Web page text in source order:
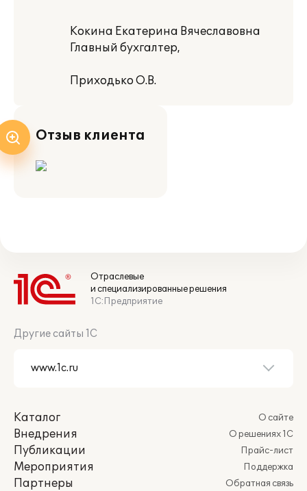
Кокина Екатерина Вячеславовна
Главный бухгалтер,
Приходько О.В.
Отзыв клиента
Отраслевые
и специализированные решения
1С:Предприятие
Другие сайты 1С
Каталог
Внедрения
Публикации
Мероприятия
Партнеры
О сайте
О решениях 1С
Прайс-лист
Поддержка
Обратная связь